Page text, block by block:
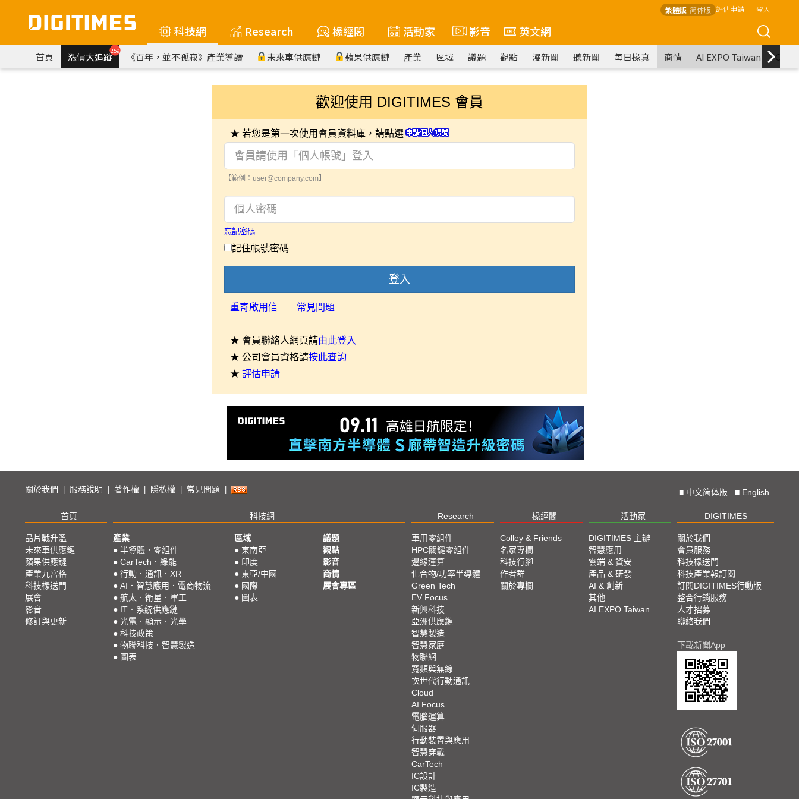
繁體版 简体版 評估申請 登入
科技網 Research 椽經閣 活動家 影音 英文網
首頁 漲價大追蹤259 《百年，並不孤寂》產業導讀 未來車供應鏈 蘋果供應鏈 產業 區域 議題 觀點 漫新聞 聽新聞 每日椽真 商情 AI EXPO Taiwan
歡迎使用 DIGITIMES 會員
★ 若您是第一次使用會員資料庫，請點選
【範例：user@company.com】
忘記密碼
記住帳號密碼
登入
重寄啟用信 常見問題
★ 會員聯絡人網頁請由此登入
★ 公司會員資格請按此查詢
★ 評估申請
關於我們 服務說明 著作權 隱私權 常見問題 ■ 中文简体版 ■ English
首頁 科技網 Research 椽經閣 活動家 DIGITIMES
晶片戰升溫
未來車供應鏈
蘋果供應鏈
產業九宮格
科技椽送門
展會
影音
修訂與更新
產業
● 半導體．零組件
● CarTech．綠能
● 行動．通訊．XR
● AI．智慧應用．電商物流
● 航太．衛星．軍工
● IT．系統供應鏈
● 光電．顯示．光學
● 科技政策
● 物聯科技．智慧製造
● 圖表
區域
● 東南亞
● 印度
● 東亞/中國
● 國際
● 圖表
議題
觀點
影音
商情
展會專區
車用零組件
HPC關鍵零組件
邊緣運算
化合物/功率半導體
Green Tech
EV Focus
新興科技
亞洲供應鏈
智慧製造
智慧家庭
物聯網
寬頻與無線
次世代行動通訊
Cloud
AI Focus
電腦運算
伺服器
行動裝置與應用
智慧穿戴
CarTech
IC設計
IC製造
Colley & Friends
名家專欄
科技行腳
作者群
關於專欄
DIGITIMES 主辦
智慧應用
雲端 & 資安
產品 & 研發
AI & 創新
其他
AI EXPO Taiwan
關於我們
會員服務
科技椽送門
科技產業報訂閱
訂閱DIGITIMES行動版
整合行銷服務
人才招募
聯絡我們
下載新聞App